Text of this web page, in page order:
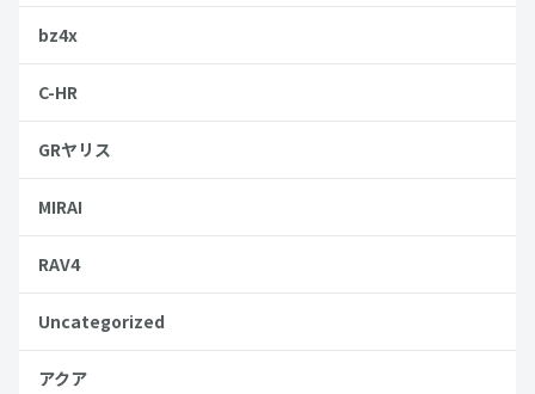
bz4x
C-HR
GRヤリス
MIRAI
RAV4
Uncategorized
アクア